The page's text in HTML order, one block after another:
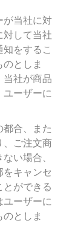
が当社に対
対して当社
をするこ
としま
当社が商品
ユーザーに
合、また
、ご注文商
い場合、
をキャンセ
ができる
ユーザーに
としま